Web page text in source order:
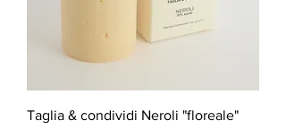
Taglia & condividi Neroli "floreale"